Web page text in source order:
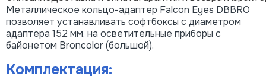
Металлическое кольцо-адаптер Falcon Eyes DBBRO
позволяет устанавливать софтбоксы с диаметром
адаптера 152 мм. на осветительные приборы с
байонетом Broncolor (большой).
Комплектация: